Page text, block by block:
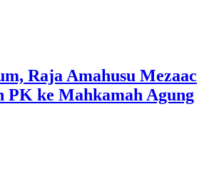
Raja Amahusu Mezaac
PK ke Mahkamah Agung